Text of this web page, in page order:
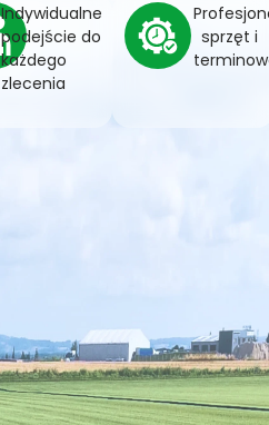
Indywidualne
podejście do
każdego
zlecenia
sprzęt i